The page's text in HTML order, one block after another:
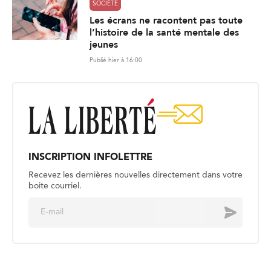
SOCIÉTÉ
Les écrans ne racontent pas toute
l’histoire de la santé mentale des
jeunes
Publié hier à 16:00
INSCRIPTION INFOLETTRE
Recevez les dernières nouvelles directement dans votre
boite courriel.
Envoyer